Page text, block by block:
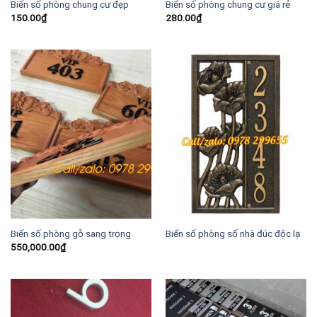
Biển số phòng chung cư đẹp
150.00₫
Biển số phòng chung cư giá rẻ
280.00₫
Biển số phòng gỗ sang trọng
550,000.00₫
Biển số phòng số nhà đúc độc lạ